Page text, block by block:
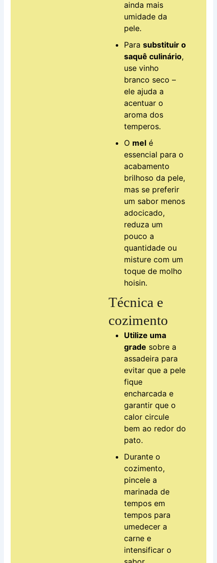
ainda mais
umidade da
pele.
Para substituir o
saquê culinário,
use vinho
branco seco –
ele ajuda a
acentuar o
aroma dos
temperos.
O mel é
essencial para o
acabamento
brilhoso da pele,
mas se preferir
um sabor menos
adocicado,
reduza um
pouco a
quantidade ou
misture com um
toque de molho
hoisin.
Técnica e
cozimento
Utilize uma
grade sobre a
assadeira para
evitar que a pele
fique
encharcada e
garantir que o
calor circule
bem ao redor do
pato.
Durante o
cozimento,
pincele a
marinada de
tempos em
tempos para
umedecer a
carne e
intensificar o